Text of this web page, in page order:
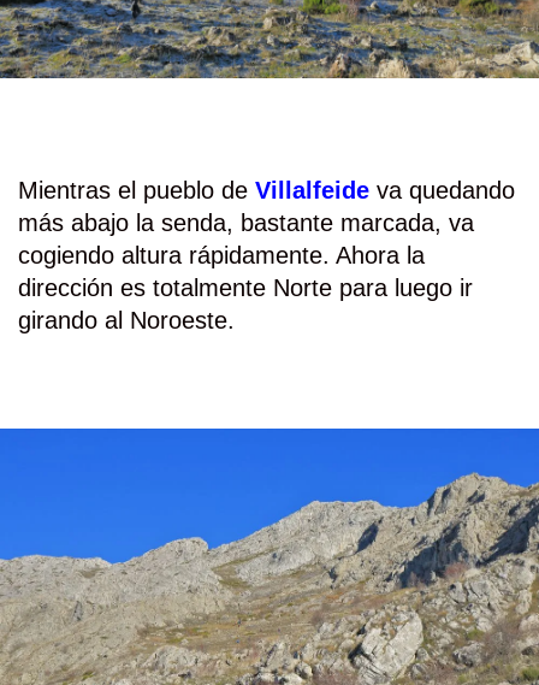
Mientras el pueblo de Villalfeide va quedando
más abajo la senda, bastante marcada, va
cogiendo altura rápidamente. Ahora la
dirección es totalmente Norte para luego ir
girando al Noroeste.